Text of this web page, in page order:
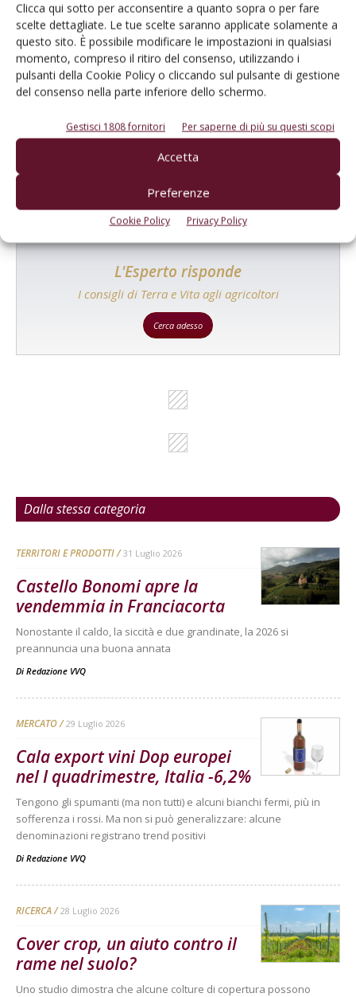
Clicca qui sotto per acconsentire a quanto sopra o per fare
scelte dettagliate. Le tue scelte saranno applicate solamente a
questo sito. È possibile modificare le impostazioni in qualsiasi
momento, compreso il ritiro del consenso, utilizzando i
pulsanti della Cookie Policy o cliccando sul pulsante di gestione
del consenso nella parte inferiore dello schermo.
Gestisci 1808 fornitori Per saperne di più su questi scopi
Accetta
Preferenze
Cookie Policy Privacy Policy
Catalogo Aziende e Prodotti
Un modo semplice per cercare un'azienda o un
L'Esperto risponde
I consigli di Terra e Vita agli agricoltori
Cerca adesso
Dalla stessa categoria
TERRITORI E PRODOTTI 31 Luglio 2026
Castello Bonomi apre la
vendemmia in Franciacorta
Nonostante il caldo, la siccità e due grandinate, la 2026 si
preannuncia una buona annata
Di Redazione VVQ
MERCATO 29 Luglio 2026
Cala export vini Dop europei
nel I quadrimestre, Italia -6,2%
Tengono gli spumanti (ma non tutti) e alcuni bianchi fermi, più in
sofferenza i rossi. Ma non si può generalizzare: alcune
denominazioni registrano trend positivi
Di Redazione VVQ
RICERCA 28 Luglio 2026
Cover crop, un aiuto contro il
rame nel suolo?
Uno studio dimostra che alcune colture di copertura possono